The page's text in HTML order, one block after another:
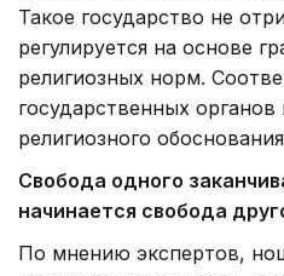
Такое государство не
регулируется на основе
религиозных норм.
государственных
религиозного
Свобода одного
начинается свобода
По мнению экспертов,